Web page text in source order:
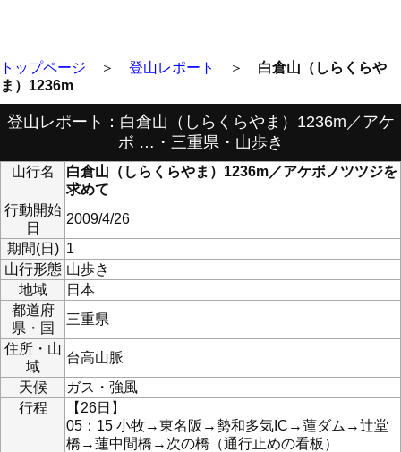
トップページ ＞ 登山レポート ＞ 白倉山（しらくらや
ま）1236m
登山レポート：白倉山（しらくらやま）1236m／アケ
ボ …・三重県・山歩き
山行名
白倉山（しらくらやま）1236m／アケボノツツジを
求めて
行動開始
日
2009/4/26
期間(日) 1
山行形態 山歩き
地域
日本
都道府
県・国
三重県
住所・山
域
台高山脈
天候
ガス・強風
行程
【26日】
05：15 小牧→東名阪→勢和多気IC→蓮ダム→辻堂
橋→蓮中間橋→次の橋（通行止めの看板）